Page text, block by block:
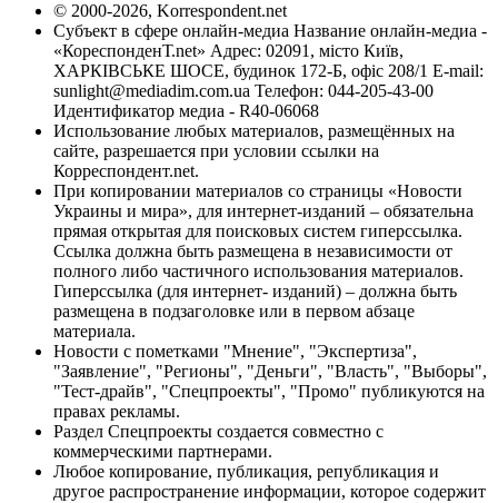
© 2000-2026, Korrespondent.net
Субъект в сфере онлайн-медиа Название онлайн-медиа -
«КореспонденТ.net» Адрес: 02091, місто Київ,
ХАРКІВСЬКЕ ШОСЕ, будинок 172-Б, офіс 208/1 E-mail:
sunlight@mediadim.com.ua Телефон: 044-205-43-00
Идентификатор медиа - R40-06068
Использование любых материалов, размещённых на
сайте, разрешается при условии ссылки на
Корреспондент.net.
При копировании материалов со страницы «Новости
Украины и мира», для интернет-изданий – обязательна
прямая открытая для поисковых систем гиперссылка.
Ссылка должна быть размещена в независимости от
полного либо частичного использования материалов.
Гиперссылка (для интернет- изданий) – должна быть
размещена в подзаголовке или в первом абзаце
материала.
Новости с пометками "Мнение", "Экспертиза",
"Заявление", "Регионы", "Деньги", "Власть", "Выборы",
"Тест-драйв", "Спецпроекты", "Промо" публикуются на
правах рекламы.
Раздел Спецпроекты создается совместно с
коммерческими партнерами.
Любое копирование, публикация, републикация и
другое распространение информации, которое содержит